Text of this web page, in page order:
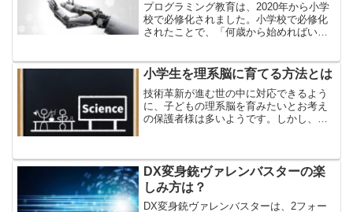
プログラミング教育は、2020年から小学
校で必修化されました。小学校で必修化
されたことで、「何歳から始めればいい
色々疑問に思う保護者の方は多いようで
す。今回は、プログラミングは...
小学生を理系脳に育てる方法とは
技術革新が進む世の中に対応できるよう
に、子どもの理系脳を育みたいとお考え
の保護者様は多いようです。しかし、理
理系脳に育てる方法や理系...
DX変身銃ヴァレンバスターの楽
しみ方は？
DX変身銃ヴァレンバスターは、2フォー